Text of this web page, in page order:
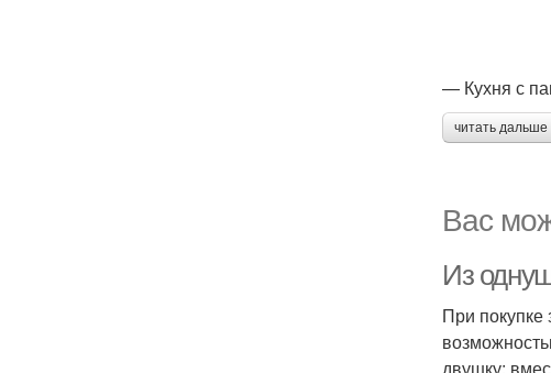
— Кухня с
читать
Вас
Из
При покупке